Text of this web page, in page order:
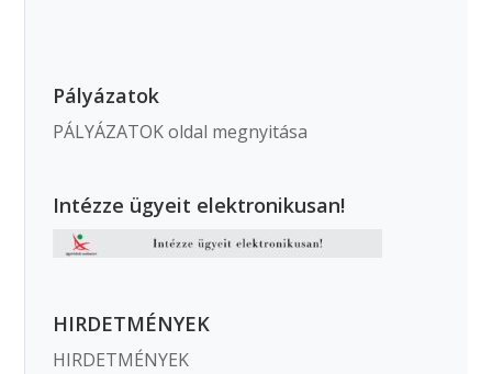
Pályázatok
PÁLYÁZATOK oldal megnyitása
Intézze ügyeit elektronikusan!
HIRDETMÉNYEK
HIRDETMÉNYEK